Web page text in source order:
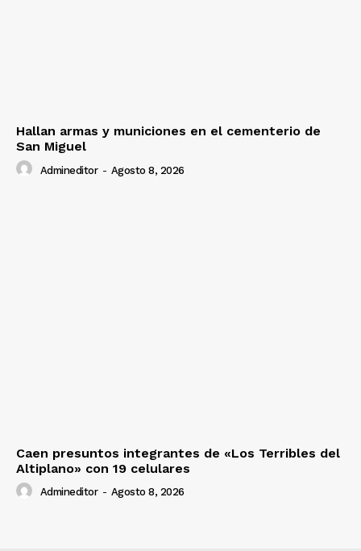
Hallan armas y municiones en el cementerio de
San Miguel
Admineditor - Agosto 8, 2026
Caen presuntos integrantes de «Los Terribles del
Altiplano» con 19 celulares
Admineditor - Agosto 8, 2026